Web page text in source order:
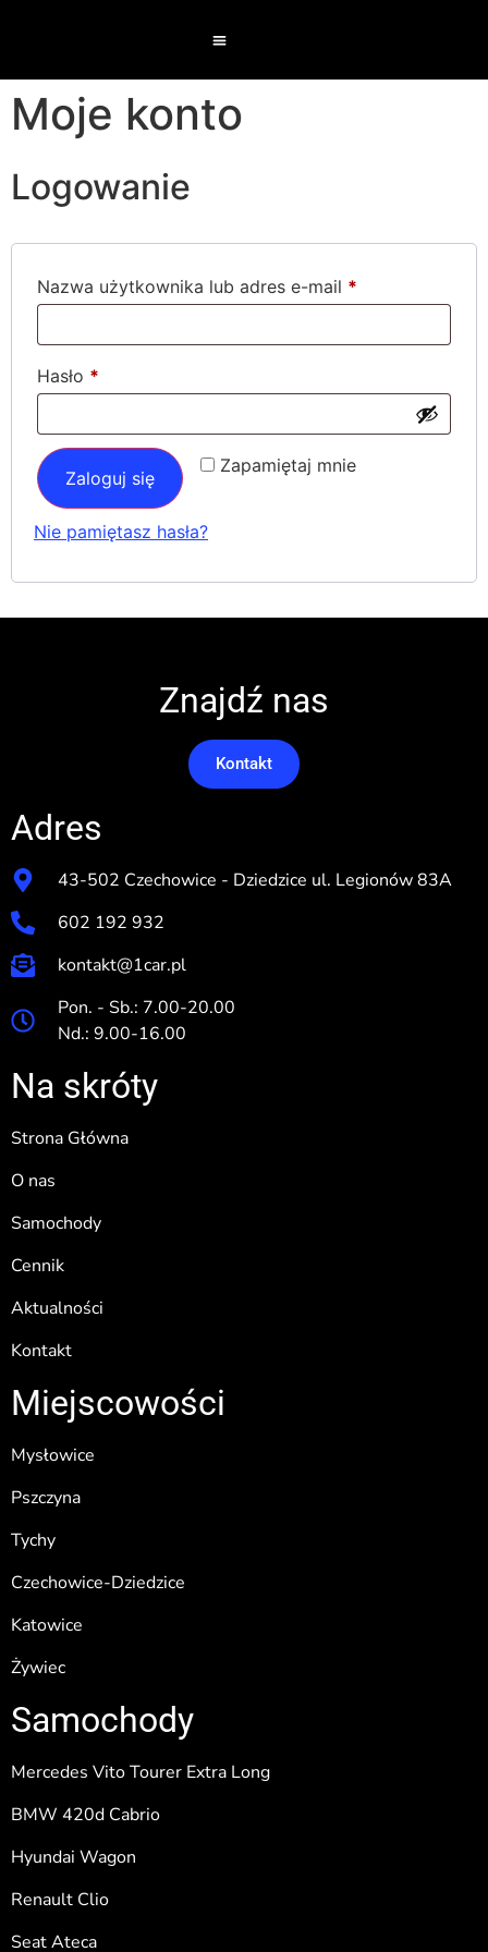
Moje konto
Logowanie
Nazwa użytkownika lub adres e-mail *
Hasło *
Zapamiętaj mnie
Zaloguj się
Nie pamiętasz hasła?
Znajdź nas
Kontakt
Adres
43-502 Czechowice - Dziedzice ul. Legionów 83A
602 192 932
kontakt@1car.pl
Pon. - Sb.: 7.00-20.00
Nd.: 9.00-16.00
Na skróty
Strona Główna
O nas
Samochody
Cennik
Aktualności
Kontakt
Miejscowości
Mysłowice
Pszczyna
Tychy
Czechowice-Dziedzice
Katowice
Żywiec
Samochody
Mercedes Vito Tourer Extra Long
BMW 420d Cabrio
Hyundai Wagon
Renault Clio
Seat Ateca